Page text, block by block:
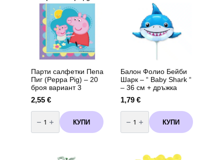
Парти салфетки Пепа
Пиг (Peppa Pig) – 20
броя вариант 3
2,55 €
количество
за
Парти
салфетки
КУПИ
Балон Фолио Бейби
Шарк – “ Baby Shark “
– 36 см + дръжка
1,79 €
количество
за
Балон
Фолио
КУПИ